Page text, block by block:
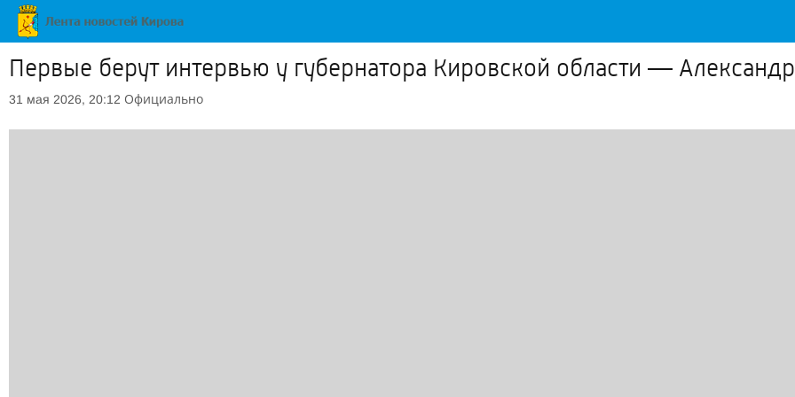
Первые берут интервью у губернатора Кировской области —
31 мая 2026, 20:12 Официально